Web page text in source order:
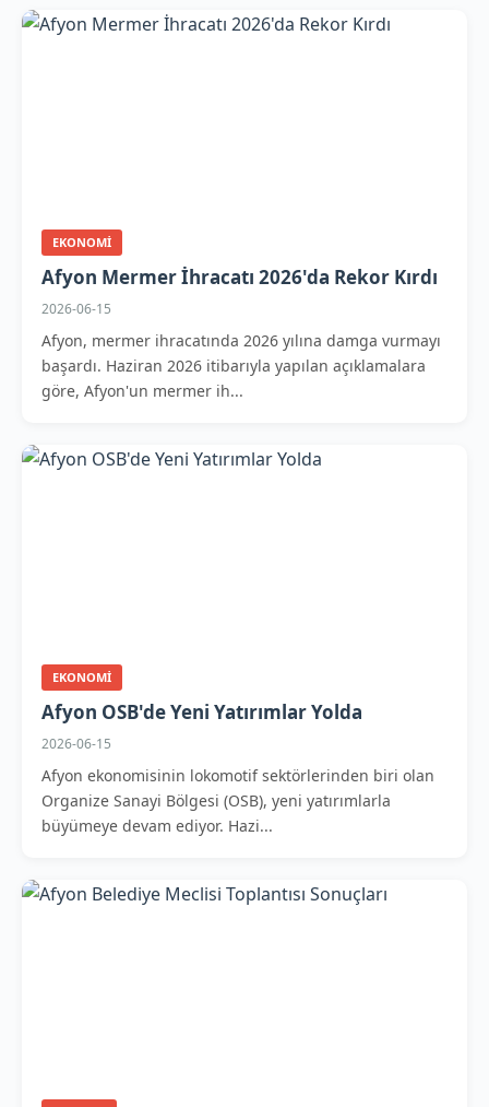
EKONOMI
Afyon Mermer İhracatı 2026'da Rekor Kırdı
2026-06-15
Afyon, mermer ihracatında 2026 yılına damga vurmayı
başardı. Haziran 2026 itibarıyla yapılan açıklamalara
göre, Afyon'un mermer ih...
EKONOMI
Afyon OSB'de Yeni Yatırımlar Yolda
2026-06-15
Afyon ekonomisinin lokomotif sektörlerinden biri olan
Organize Sanayi Bölgesi (OSB), yeni yatırımlarla
büyümeye devam ediyor. Hazi...